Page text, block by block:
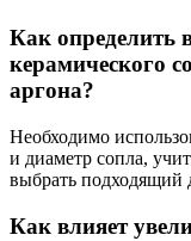
Как определить
керамического
аргона?
Необходимо
и диаметр сопла,
выбрать подходящий
Как влияет